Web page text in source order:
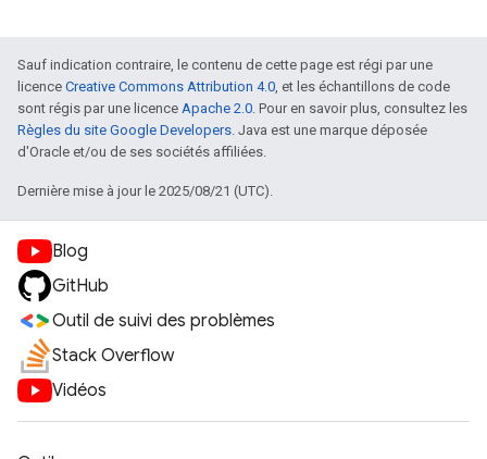
Sauf indication contraire, le contenu de cette page est régi par une
licence Creative Commons Attribution 4.0, et les échantillons de code
sont régis par une licence Apache 2.0. Pour en savoir plus, consultez les
Règles du site Google Developers. Java est une marque déposée
d'Oracle et/ou de ses sociétés affiliées.
Dernière mise à jour le 2025/08/21 (UTC).
Blog
GitHub
Outil de suivi des problèmes
Stack Overflow
Vidéos